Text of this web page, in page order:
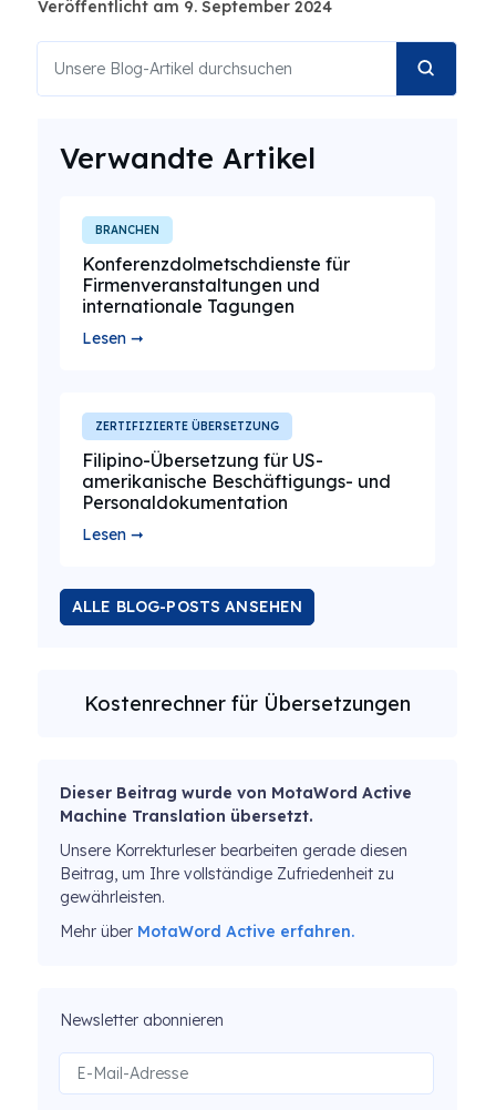
Veröffentlicht am 9. September 2024
Verwandte Artikel
BRANCHEN
Konferenzdolmetschdienste für
Firmenveranstaltungen und
internationale Tagungen
Lesen ➞
ZERTIFIZIERTE ÜBERSETZUNG
Filipino-Übersetzung für US-
amerikanische Beschäftigungs- und
Personaldokumentation
Lesen ➞
ALLE BLOG-POSTS ANSEHEN
Kostenrechner für Übersetzungen
Dieser Beitrag wurde von MotaWord Active
Machine Translation übersetzt.
Unsere Korrekturleser bearbeiten gerade diesen
Beitrag, um Ihre vollständige Zufriedenheit zu
gewährleisten.
Mehr über MotaWord Active erfahren.
Newsletter abonnieren